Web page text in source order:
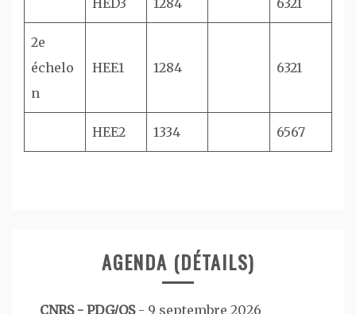
HED3 1284 6321
2e
échelo
n
HEE1 1284 6321
HEE2 1334 6567
AGENDA (DÉTAILS)
CNRS - PDG/OS- 9 septembre 2026